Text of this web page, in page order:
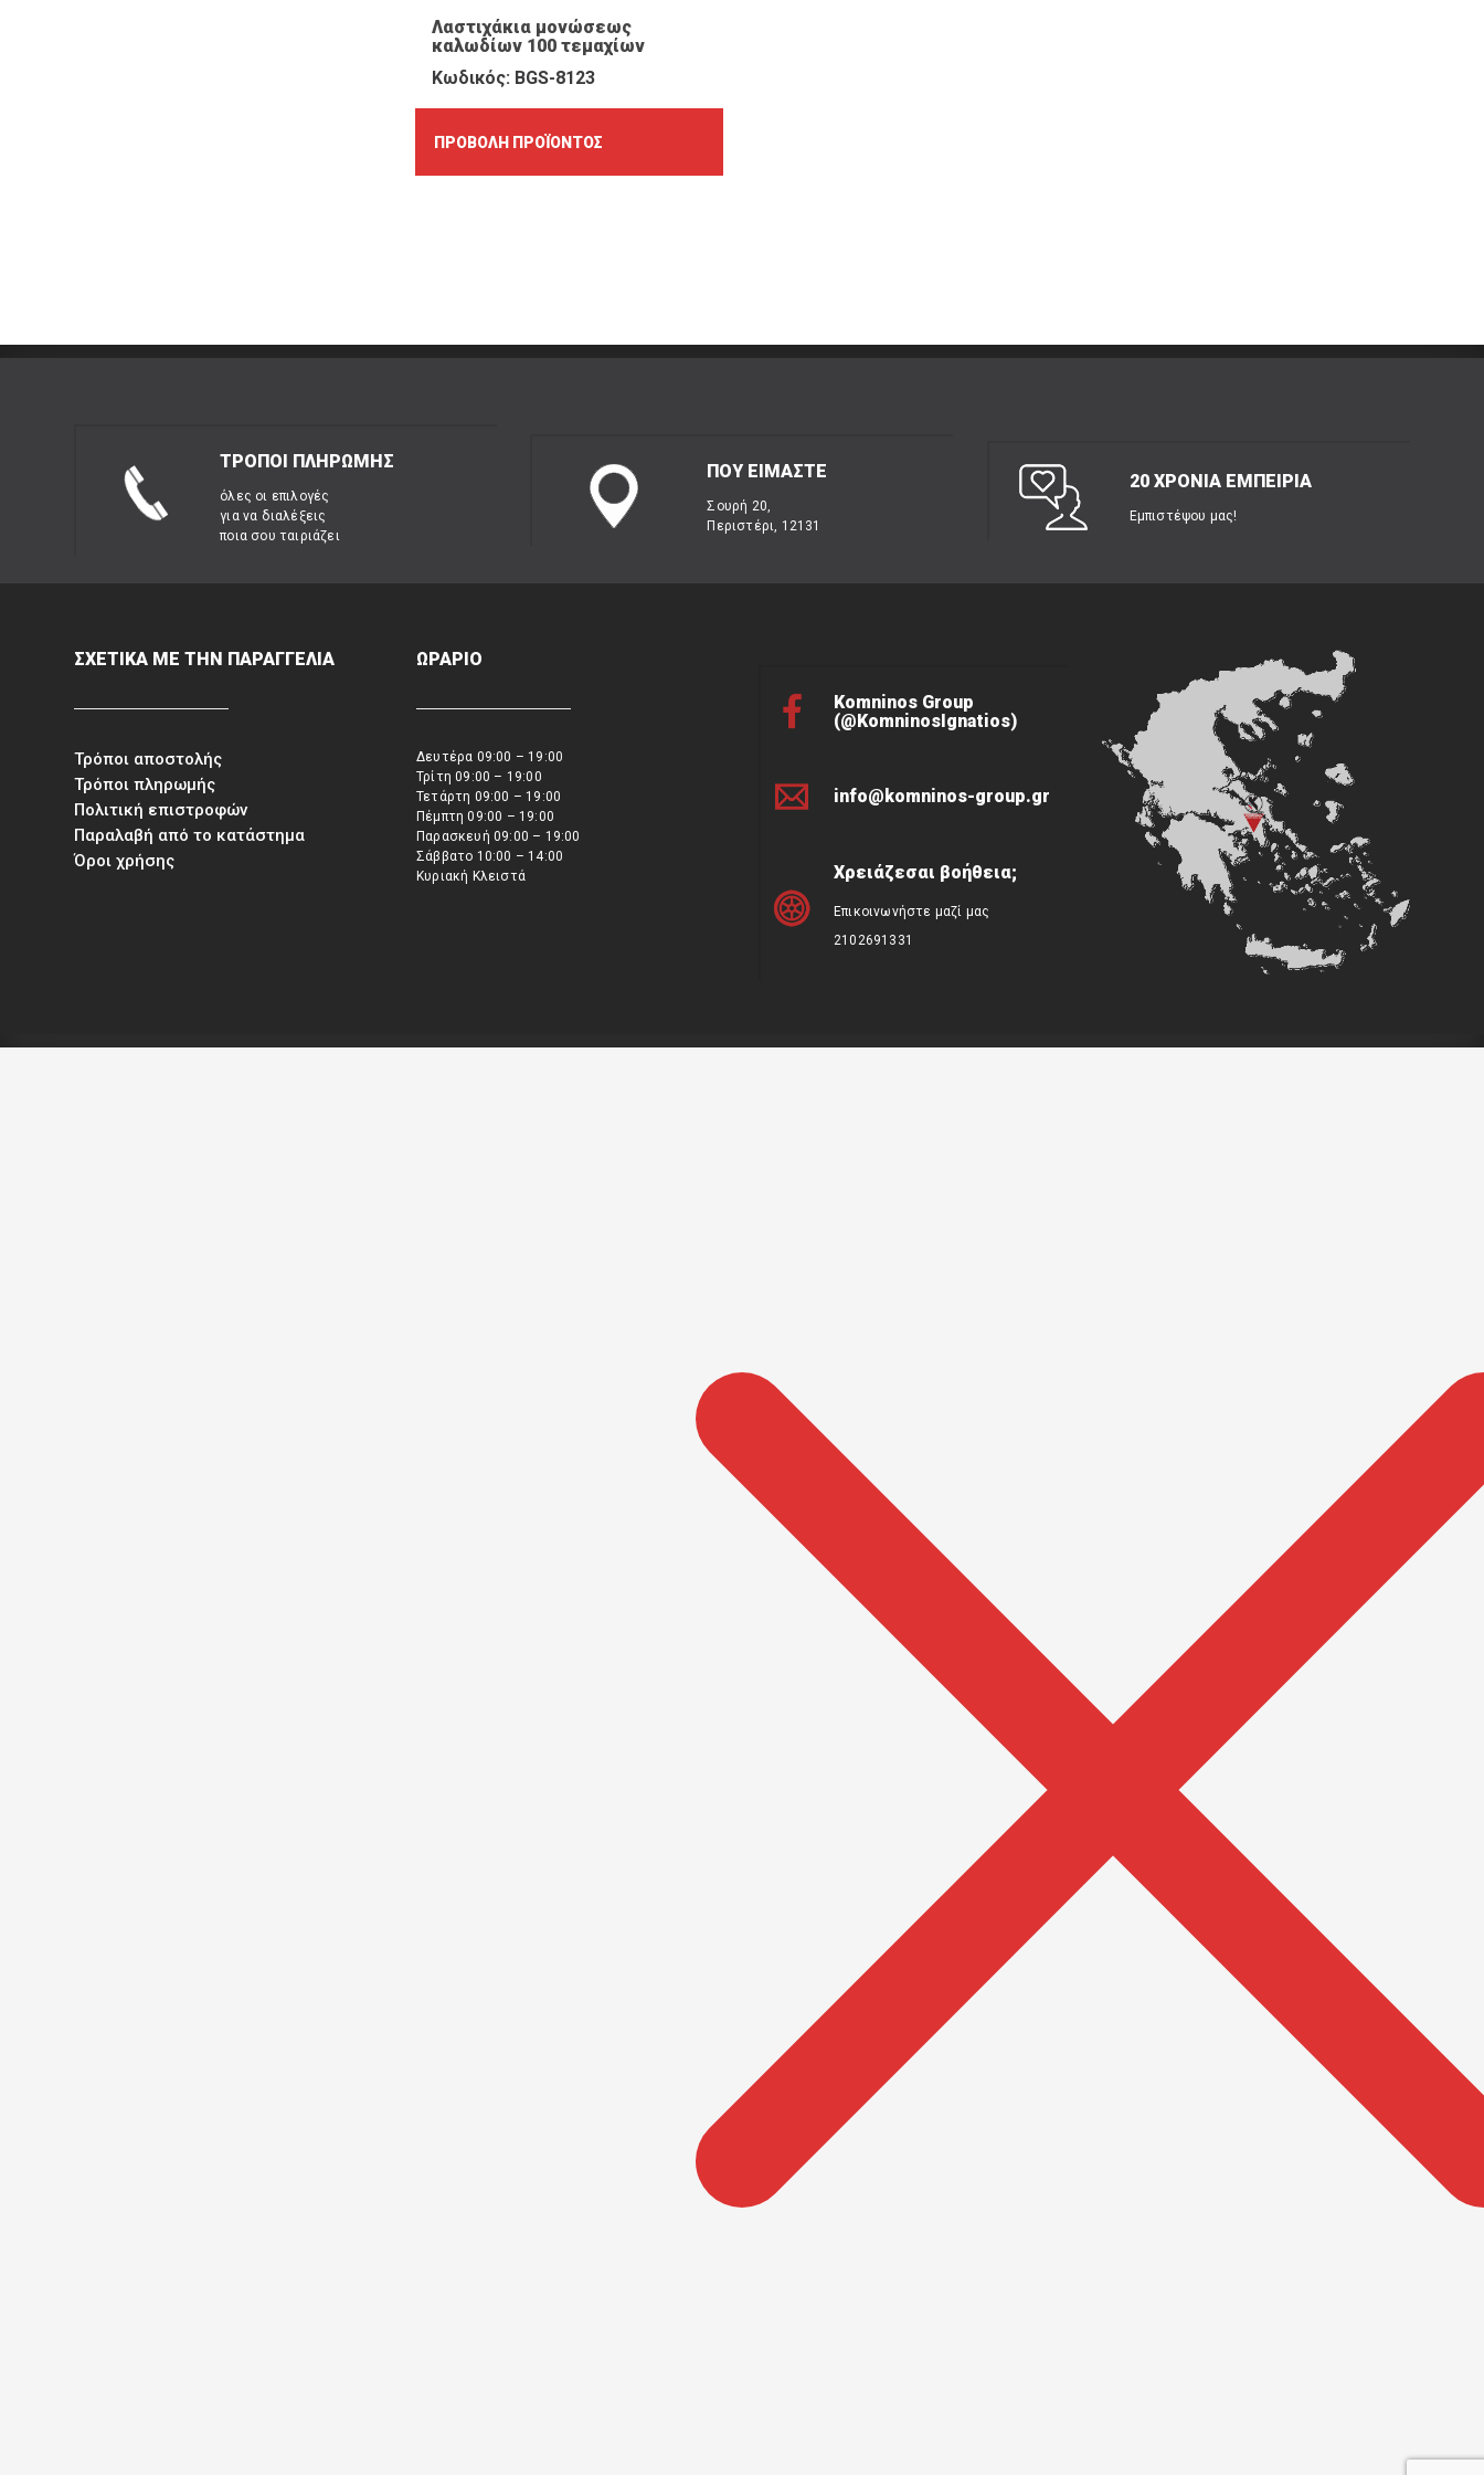
Λαστιχάκια μονώσεως
καλωδίων 100 τεμαχίων
Κωδικός: BGS-8123
ΠΡΟΒΟΛΉ ΠΡΟΪΌΝΤΟΣ
ΤΡΟΠΟΙ ΠΛΗΡΩΜΗΣ
όλες οι επιλογές
για να διαλέξεις
ποια σου ταιριάζει
ΠΟΥ ΕΙΜΑΣΤΕ
Σουρή 20,
Περιστέρι, 12131
20 ΧΡΟΝΙΑ ΕΜΠΕΙΡΙΑ
Εμπιστέψου μας!
ΣΧΕΤΙΚΑ ΜΕ ΤΗΝ ΠΑΡΑΓΓΕΛΙΑ
Τρόποι αποστολής
Τρόποι πληρωμής
Πολιτική επιστροφών
Παραλαβή από το κατάστημα
Όροι χρήσης
ΩΡΑΡΙΟ
Δευτέρα 09:00 – 19:00
Τρίτη 09:00 – 19:00
Τετάρτη 09:00 – 19:00
Πέμπτη 09:00 – 19:00
Παρασκευή 09:00 – 19:00
Σάββατο 10:00 – 14:00
Κυριακή Κλειστά
Komninos Group
(@KomninosIgnatios)
info@komninos-group.gr
Χρειάζεσαι βοήθεια;
Επικοινωνήστε μαζί μας
2102691331